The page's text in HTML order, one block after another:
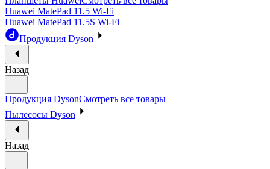
Huawei MatePad 11.5 Wi-Fi
Huawei MatePad 11.5S Wi-Fi
Продукция Dyson
Назад
Продукция DysonСмотреть все товары
Пылесосы Dyson
Назад